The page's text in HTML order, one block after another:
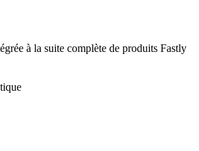
à la suite complète de produits Fastly